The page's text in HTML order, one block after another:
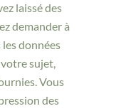
laissé des
demander à
données
sujet,
Vous
des